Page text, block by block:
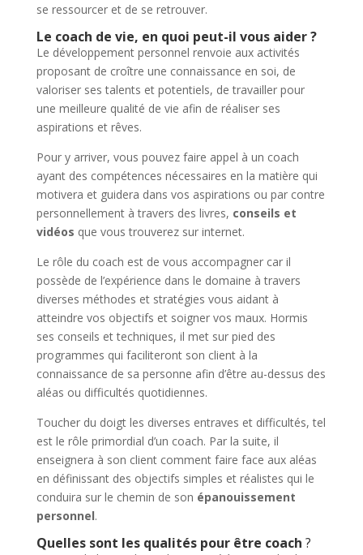
se ressourcer et de se retrouver.
Le coach de vie, en quoi peut-il vous aider?
Le développement personnel renvoie aux activités
proposant de croître une connaissance en soi, de
valoriser ses talents et potentiels, de travailler pour
une meilleure qualité de vie afin de réaliser ses
aspirations et rêves.
Pour y arriver, vous pouvez faire appel à un coach
ayant des compétences nécessaires en la matière qui
motivera et guidera dans vos aspirations ou par contre
personnellement à travers des livres, conseils et
vidéos que vous trouverez sur internet.
Le rôle du coach est de vous accompagner car il
possède de l’expérience dans le domaine à travers
diverses méthodes et stratégies vous aidant à
atteindre vos objectifs et soigner vos maux. Hormis
ses conseils et techniques, il met sur pied des
programmes qui faciliteront son client à la
connaissance de sa personne afin d’être au-dessus des
aléas ou difficultés quotidiennes.
Toucher du doigt les diverses entraves et difficultés, tel
est le rôle primordial d’un coach. Par la suite, il
enseignera à son client comment faire face aux aléas
en définissant des objectifs simples et réalistes qui le
conduira sur le chemin de son épanouissement
personnel.
Quelles sont les qualités pour être coach ?